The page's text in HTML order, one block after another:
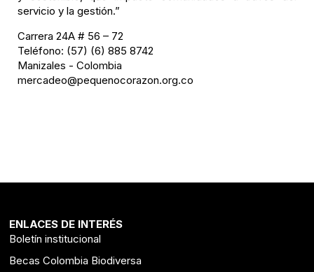
servicio y la gestión.”
Carrera 24A # 56 – 72
Teléfono: (57) (6) 885 8742
Manizales - Colombia
mercadeo@pequenocorazon.org.co
ENLACES DE INTERÉS
Boletín institucional
Becas Colombia Biodiversa